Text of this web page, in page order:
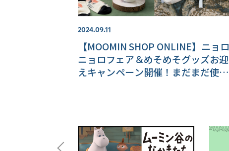
2024.09.11
【MOOMIN SHOP ONLINE】ニョロ
ニョロフェア＆めそめそグッズお迎
えキャンペーン開催！まだまだ使え